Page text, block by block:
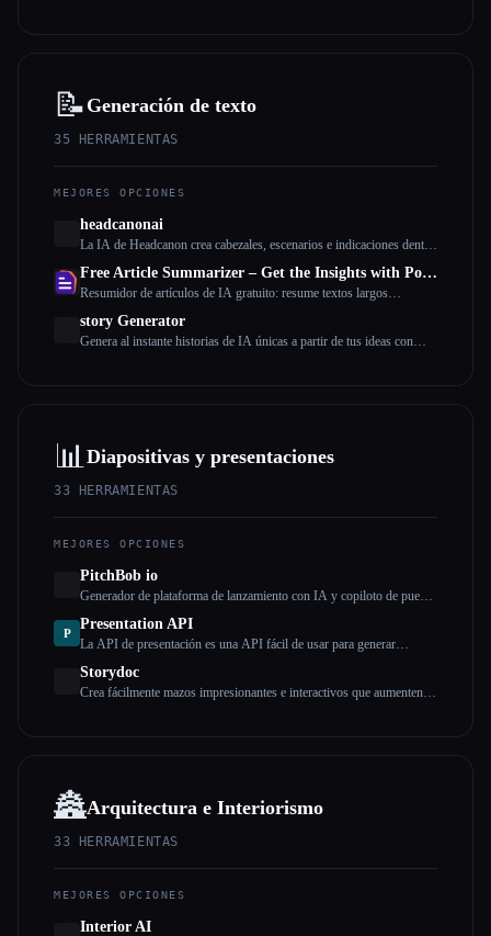
📝 Generación de texto
35 HERRAMIENTAS
MEJORES OPCIONES
headcanonai
La IA de Headcanon crea cabezales, escenarios e indicaciones dentro
rápida, matizada e infinitamente creativa.
Free Article Summarizer – Get the Insights with Powerful AI
Resumidor de artículos de IA gratuito: resume textos largos
story Generator
Genera al instante historias de IA únicas a partir de tus ideas con
📊 Diapositivas y presentaciones
33 HERRAMIENTAS
MEJORES OPCIONES
PitchBob io
Generador de plataforma de lanzamiento con IA y copiloto de puesta
P
Presentation API
La API de presentación es una API fácil de usar para generar
Descripción larga
Storydoc
Crea fácilmente mazos impresionantes e interactivos que aumenten la
🏯Arquitectura e Interiorismo
33 HERRAMIENTAS
MEJORES OPCIONES
Interior AI